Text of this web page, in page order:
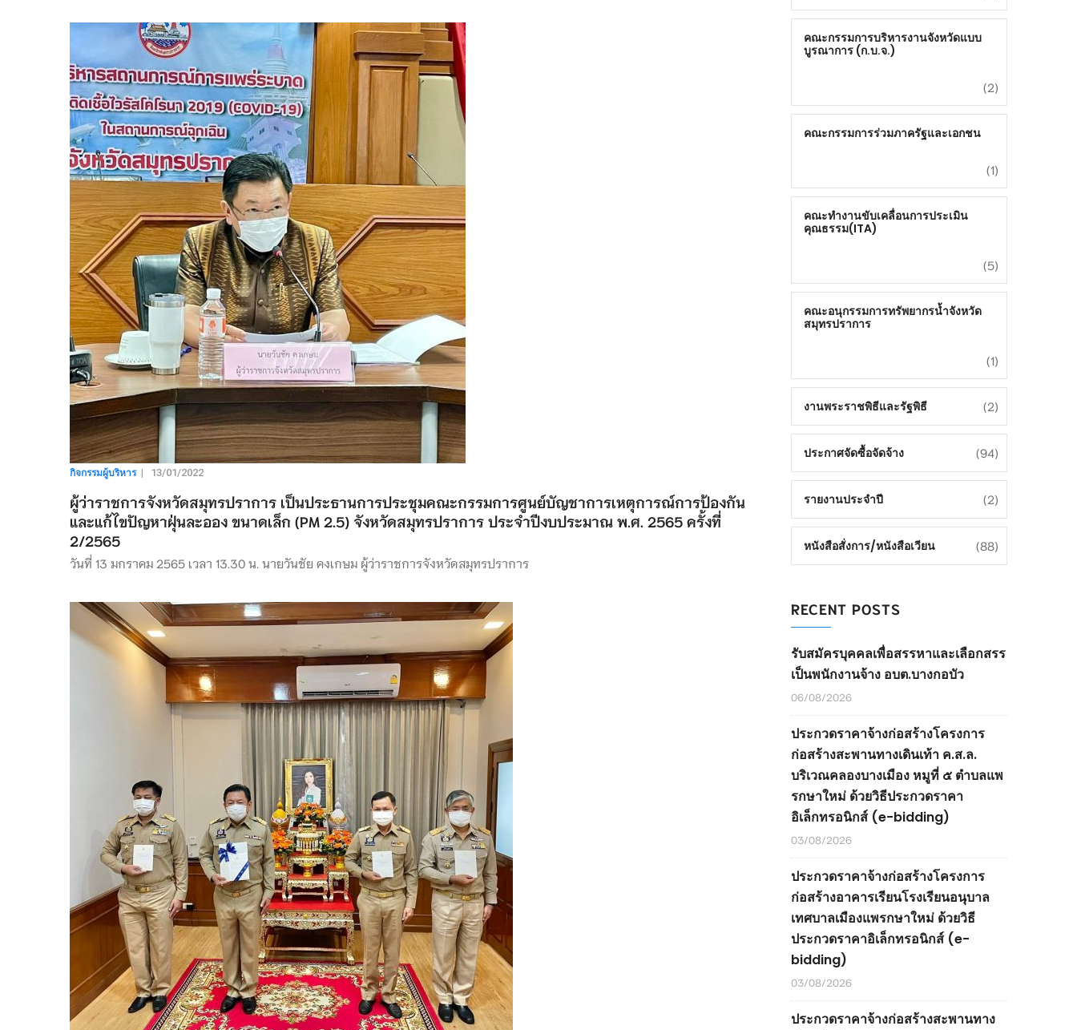
กิจกรรมผู้บริหาร| 13/01/2022
ผู้ว่าราชการจังหวัดสมุทรปราการ เป็นประธานการประชุมคณะกรรมการศูนย์บัญชาการเหตุการณ์การป้องกัน
และแก้ไขปัญหาฝุ่นละออง ขนาดเล็ก (PM 2.5) จังหวัดสมุทรปราการ ประจำปีงบประมาณ พ.ศ. 2565 ครั้งที่
2/2565
วันที่ 13 มกราคม 2565 เวลา 13.30 น. นายวันชัย คงเกษม ผู้ว่าราชการจังหวัดสมุทรปราการ
คณะกรรมการบริหารงานจังหวัดแบบ
บูรณาการ (ก.บ.จ.)
(2)
คณะกรรมการร่วมภาครัฐและเอกชน
(1)
คณะทำงานขับเคลื่อนการประเมิน
คุณธรรม(ITA)
(5)
คณะอนุกรรมการทรัพยากรน้ำจังหวัด
สมุทรปราการ
(1)
งานพระราชพิธีและรัฐพิธี (2)
ประกาศจัดซื้อจัดจ้าง (94)
รายงานประจำปี (2)
หนังสือสั่งการ/หนังสือเวียน (88)
RECENT POSTS
รับสมัครบุคคลเพื่อสรรหาและเลือกสรร
เป็นพนักงานจ้าง อบต.บางกอบัว
06/08/2026
ประกวดราคาจ้างก่อสร้างโครงการ
ก่อสร้างสะพานทางเดินเท้า ค.ส.ล.
บริเวณคลองบางเมือง หมูที่ ๕ ตำบลแพ
รกษาใหม่ ด้วยวิธีประกวดราคา
อิเล็กทรอนิกส์ (e-bidding)
03/08/2026
ประกวดราคาจ้างก่อสร้างโครงการ
ก่อสร้างอาคารเรียนโรงเรียนอนุบาล
เทศบาลเมืองแพรกษาใหม่ ด้วยวิธี
ประกวดราคาอิเล็กทรอนิกส์ (e-
bidding)
03/08/2026
ประกวดราคาจ้างก่อสร้างสะพานทาง